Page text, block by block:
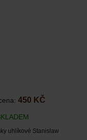
450 KČ
uhlíkové Stanislaw